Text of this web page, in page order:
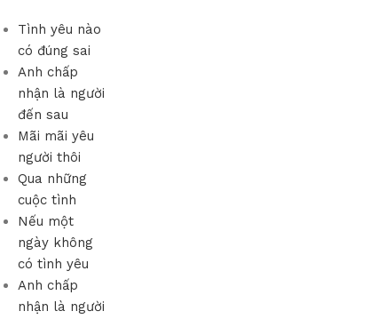
Tình yêu nào
có đúng sai
Anh chấp
nhận là người
đến sau
Mãi mãi yêu
người thôi
Qua những
cuộc tình
Nếu một
ngày không
có tình yêu
Anh chấp
nhận là người